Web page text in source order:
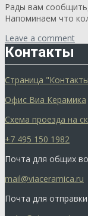
Рады вам
Напоминаем что
Leave a comment
Контакты
Страница
Офис Виа Керамика
Схема проезда на
+7 495 150 1982
Почта для общих
mail@viaceramica.ru
Почта для